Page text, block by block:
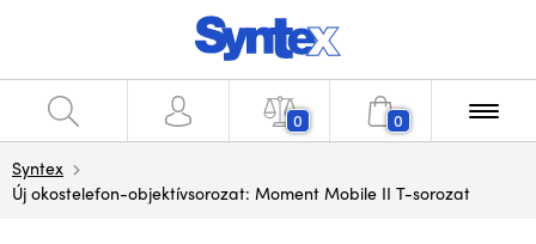
0 0
Syntex
Új okostelefon-objektívsorozat: Moment Mobile II T-sorozat